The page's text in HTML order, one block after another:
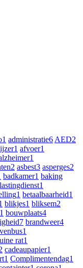
1 administratie6 AED2
1 afvoer1
1
2 asbest3 asperges2
badkamer1 baking
1
1 betaalbaarheid1
blikjes1 bliksem2
1 bouwplaats4
7 brandweer4
1
rat1
cadeaupapier1
1 Complimentendag1